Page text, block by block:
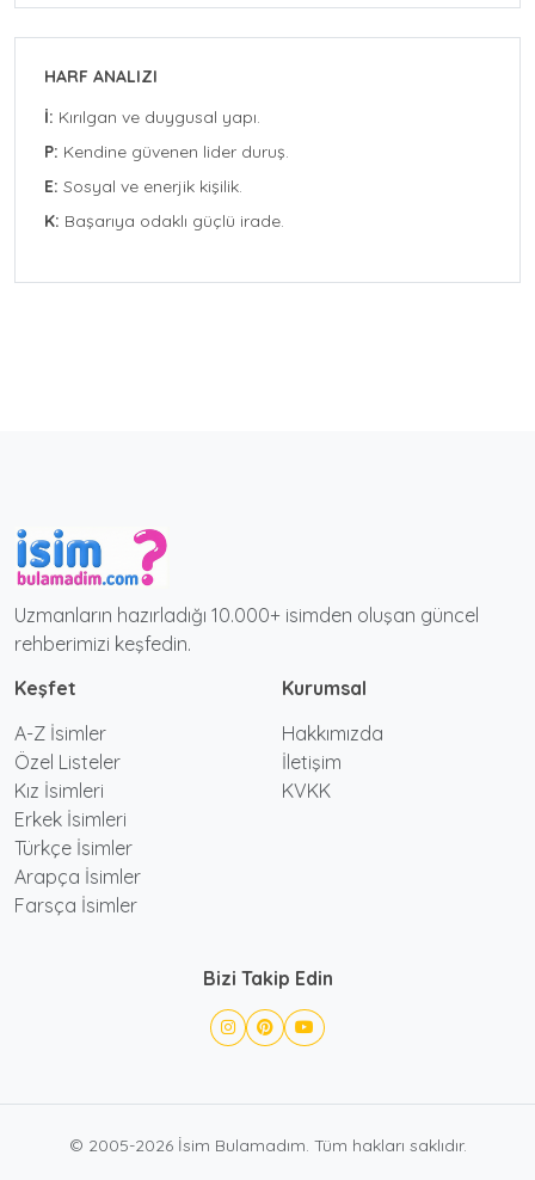
HARF ANALIZI
İ: Kırılgan ve duygusal yapı.
P: Kendine güvenen lider duruş.
E: Sosyal ve enerjik kişilik.
K: Başarıya odaklı güçlü irade.
Uzmanların hazırladığı 10.000+ isimden oluşan güncel
rehberimizi keşfedin.
Keşfet
A-Z İsimler
Özel Listeler
Kız İsimleri
Erkek İsimleri
Türkçe İsimler
Arapça İsimler
Farsça İsimler
Kurumsal
Hakkımızda
İletişim
KVKK
Bizi Takip Edin
© 2005-2026 İsim Bulamadım. Tüm hakları saklıdır.